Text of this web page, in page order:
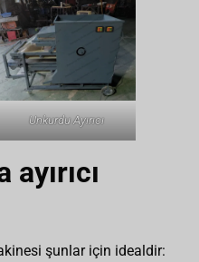
Unkurdu Ayırıcı
şunlar için idealdir: